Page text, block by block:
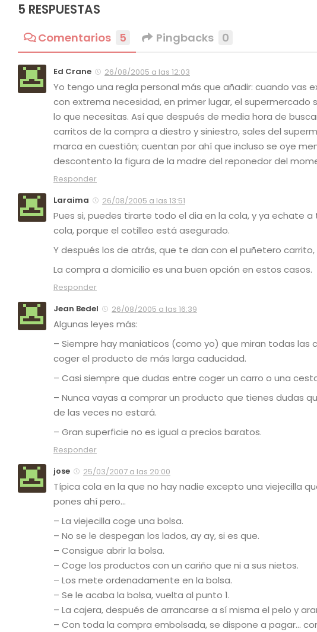
5 RESPUESTAS
Comentarios 5 Pingbacks 0
Ed Crane 26/08/2005 a las 12:03
Yo tengo una regla personal más que añadir: cuando
con extrema necesidad, en primer lugar, el
lo que necesitas. Así que después de media hora de
carritos de la compra a diestro y siniestro, sales del
marca en cuestión; cuentan por ahí que incluso se oye
descontento la figura de la madre del reponedor del
Responder
Laraima
26/08/2005 a las 13:51
Pues si, puedes tirarte todo el dia en la cola, y ya echate
cola, porque el cotilleo está asegurado.
Y después los de atrás, que te dan con el puñetero
La compra a domicilio es una buen opción en estos casos.
Responder
Jean Bedel
26/08/2005 a las 16:39
Algunas leyes más:
– Siempre hay maniaticos (como yo) que miran todas
coger el producto de más larga caducidad.
– Casi siempre que dudas entre coger un carro o una
– Nunca vayas a comprar un producto que tienes dudas
de las veces no estará.
– Gran superficie no es igual a precios baratos.
Responder
jose
25/03/2007 a las 20:00
Típica cola en la que no hay nadie excepto una viejecilla
pones ahí pero…
– La viejecilla coge una bolsa.
– No se le despegan los lados, ay ay, si es que.
– Consigue abrir la bolsa.
– Coge los productos con un cariño que ni a sus nietos.
– Los mete ordenadamente en la bolsa.
– Se le acaba la bolsa, vuelta al punto 1.
– La cajera, después de arrancarse a sí misma el pelo y
– Con toda la compra embolsada, se dispone a pagar…